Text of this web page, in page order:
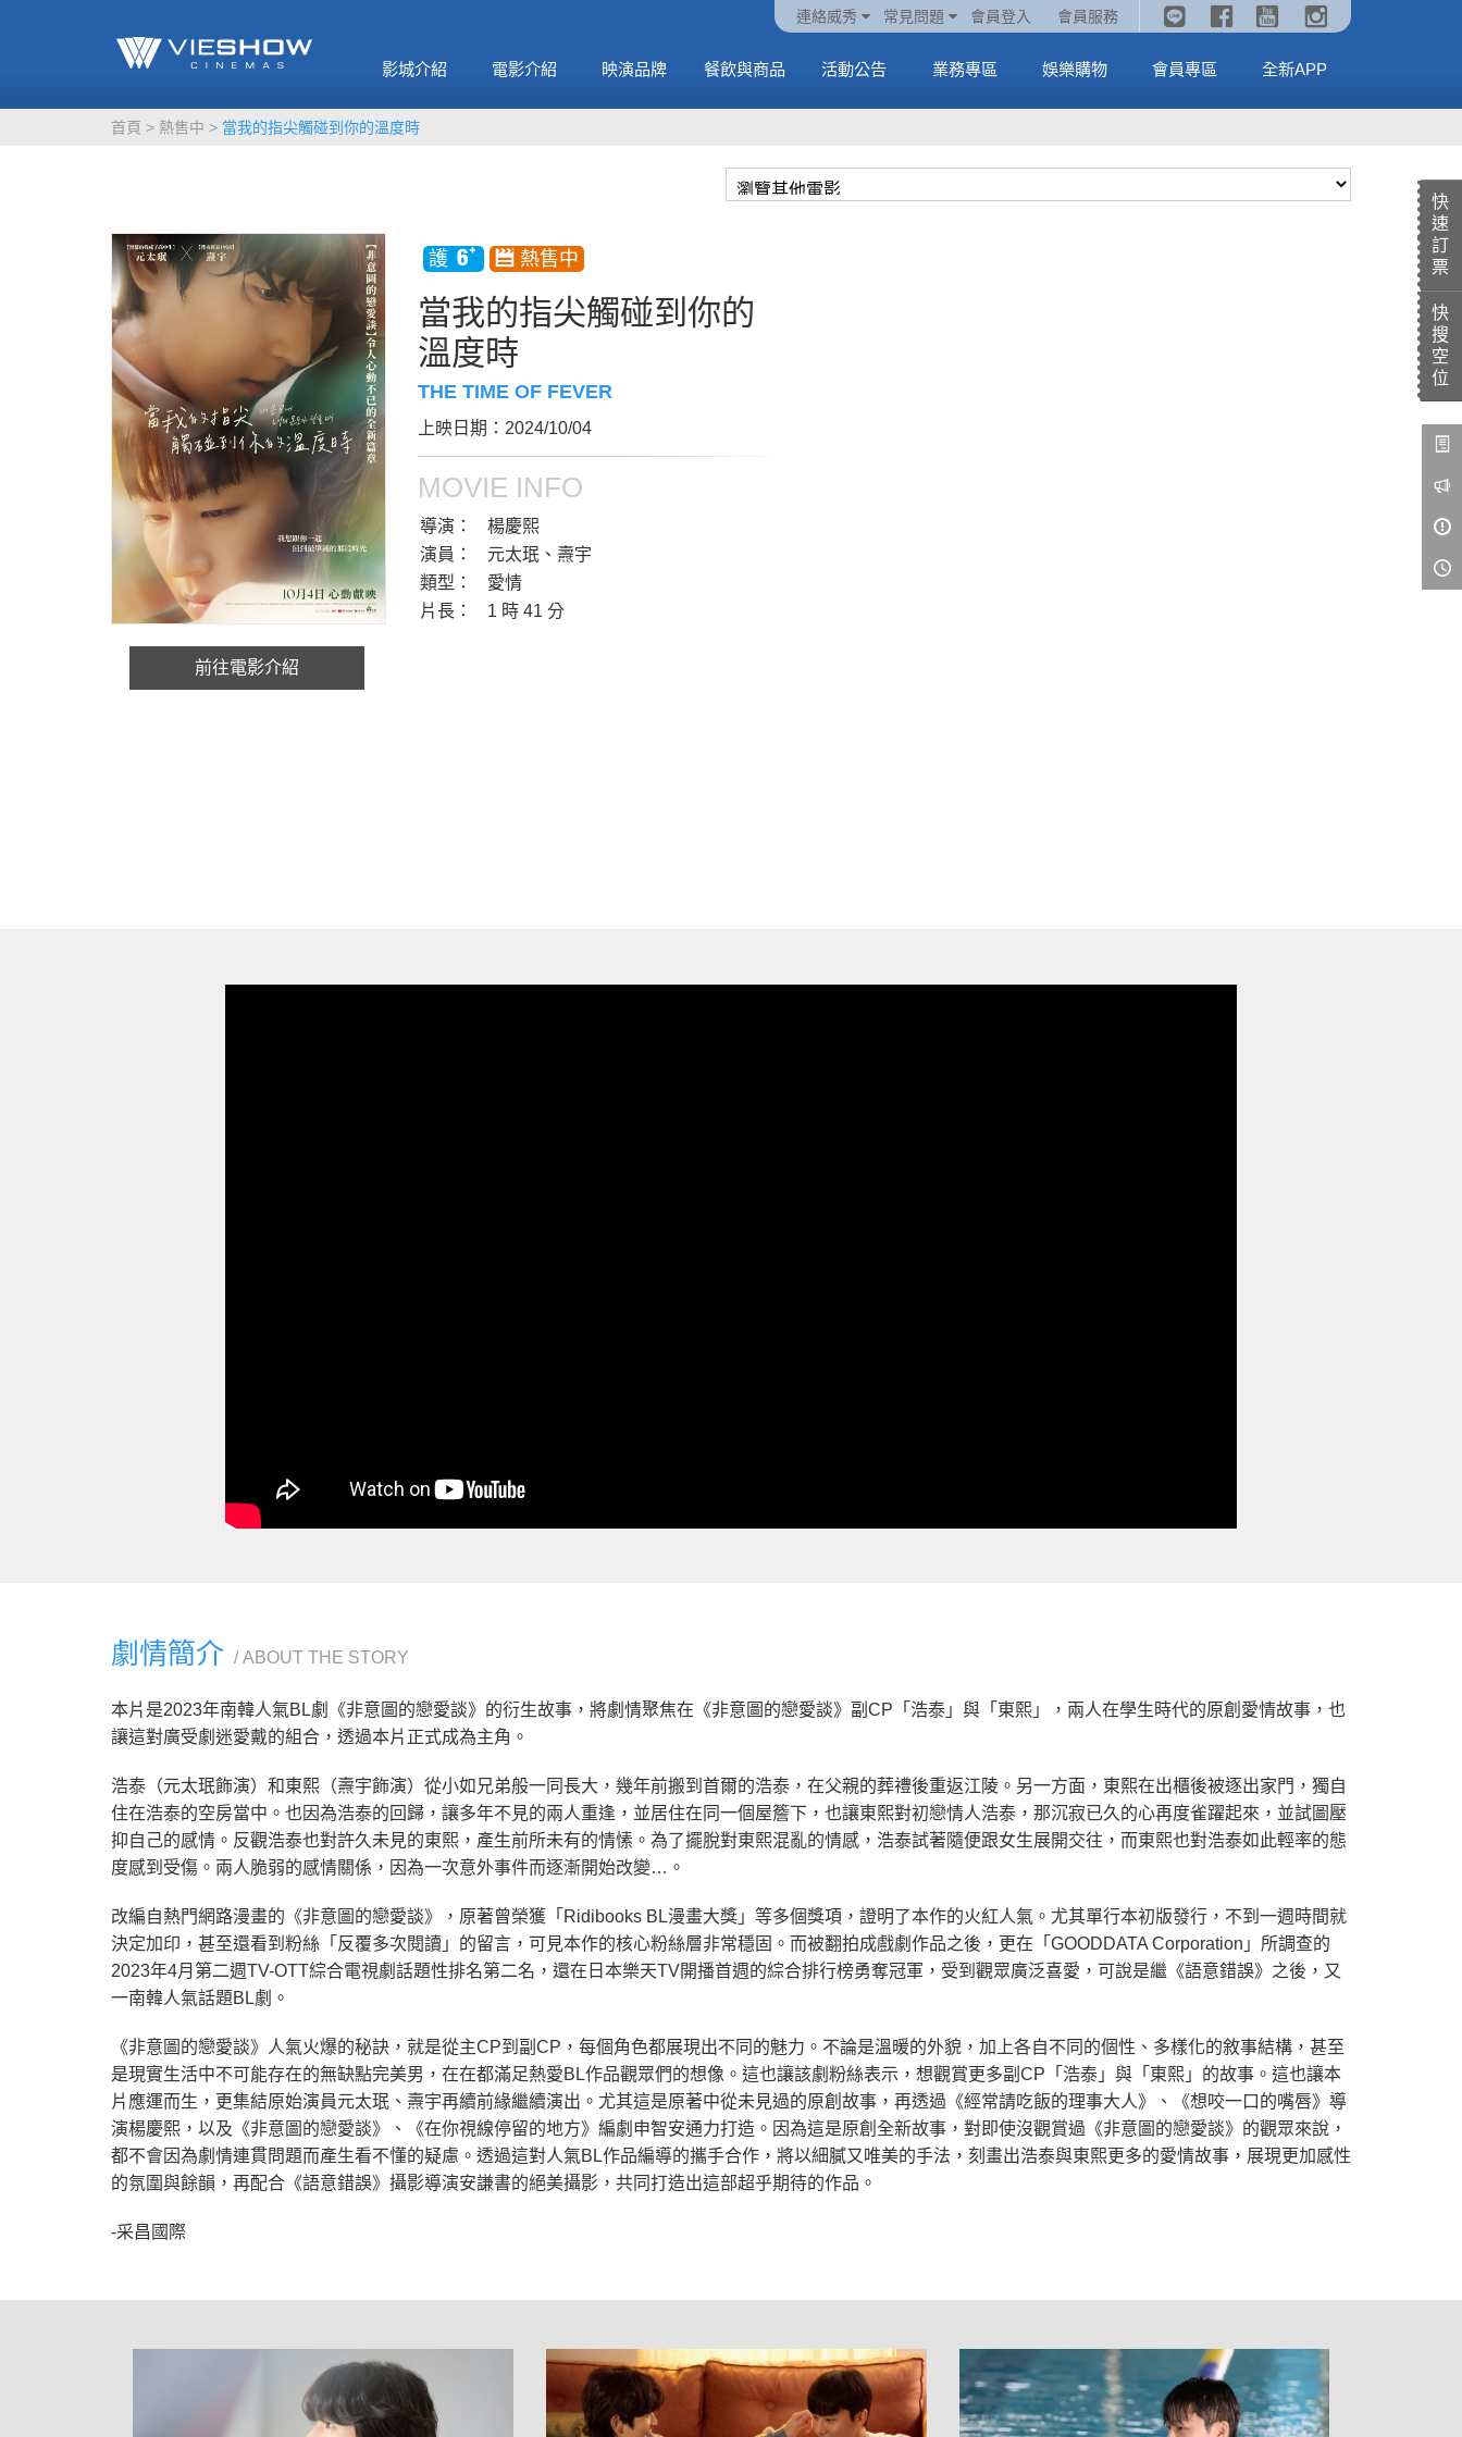
連絡威秀 常見問題 會員登入 會員服務
影城介紹 電影介紹
MORE MORE
火熱預售中《橡樹街
末日》
MORE
火熱預售中《汪汪隊立大功：恐龍大電影》
映演品牌 餐飲與商品
MORE MORE
🥤威秀獨家電影套餐
🥤全台熱賣中
MORE
《劇場版吉伊卡哇》🥤威秀獨家電影套餐🥤
全台熱賣中
MORE
活動公告 業務專區 娛樂購物 會員專區 全新APP
快
速
訂
票
快
搜
空
位
首頁 熱售中 當我的指尖觸碰到你的溫度時
前往電影介紹
當我的指尖觸碰到你的
溫度時
THE TIME OF FEVER
上映日期：2024/10/04
MOVIE INFO
導演：
楊慶熙
演員：
元太珉、燾宇
類型：
愛情
片長：
1 時 41 分
劇情簡介 ABOUT THE STORY
本片是2023年南韓人氣BL劇《非意圖的戀愛談》的衍生故事，將劇情聚焦在《非意圖的戀愛談》副CP「浩泰」與「東熙」，兩人在學生時代的原創愛情故事，也
讓這對廣受劇迷愛戴的組合，透過本片正式成為主角。
浩泰（元太珉飾演）和東熙（燾宇飾演）從小如兄弟般一同長大，幾年前搬到首爾的浩泰，在父親的葬禮後重返江陵。另一方面，東熙在出櫃後被逐出家門，獨自
住在浩泰的空房當中。也因為浩泰的回歸，讓多年不見的兩人重逢，並居住在同一個屋簷下，也讓東熙對初戀情人浩泰，那沉寂已久的心再度雀躍起來，並試圖壓
抑自己的感情。反觀浩泰也對許久未見的東熙，產生前所未有的情愫。為了擺脫對東熙混亂的情感，浩泰試著隨便跟女生展開交往，而東熙也對浩泰如此輕率的態
度感到受傷。兩人脆弱的感情關係，因為一次意外事件而逐漸開始改變…。
改編自熱門網路漫畫的《非意圖的戀愛談》，原著曾榮獲「Ridibooks BL漫畫大獎」等多個獎項，證明了本作的火紅人氣。尤其單行本初版發行，不到一週時間就
決定加印，甚至還看到粉絲「反覆多次閱讀」的留言，可見本作的核心粉絲層非常穩固。而被翻拍成戲劇作品之後，更在「GOODDATA Corporation」所調查的
2023年4月第二週TV-OTT綜合電視劇話題性排名第二名，還在日本樂天TV開播首週的綜合排行榜勇奪冠軍，受到觀眾廣泛喜愛，可說是繼《語意錯誤》之後，又
一南韓人氣話題BL劇。
《非意圖的戀愛談》人氣火爆的秘訣，就是從主CP到副CP，每個角色都展現出不同的魅力。不論是溫暖的外貌，加上各自不同的個性、多樣化的敘事結構，甚至
是現實生活中不可能存在的無缺點完美男，在在都滿足熱愛BL作品觀眾們的想像。這也讓該劇粉絲表示，想觀賞更多副CP「浩泰」與「東熙」的故事。這也讓本
片應運而生，更集結原始演員元太珉、燾宇再續前緣繼續演出。尤其這是原著中從未見過的原創故事，再透過《經常請吃飯的理事大人》、《想咬一口的嘴唇》導
演楊慶熙，以及《非意圖的戀愛談》、《在你視線停留的地方》編劇申智安通力打造。因為這是原創全新故事，對即使沒觀賞過《非意圖的戀愛談》的觀眾來說，
都不會因為劇情連貫問題而產生看不懂的疑慮。透過這對人氣BL作品編導的攜手合作，將以細膩又唯美的手法，刻畫出浩泰與東熙更多的愛情故事，展現更加感性
的氛圍與餘韻，再配合《語意錯誤》攝影導演安謙書的絕美攝影，共同打造出這部超乎期待的作品。
-采昌國際